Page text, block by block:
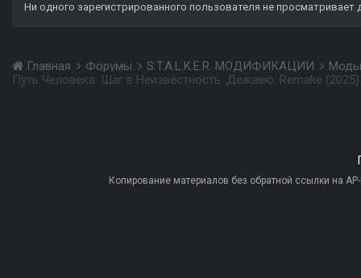
Ни одного зарегистрированного пользователя не просматривает
Главная Форумы S.T.A.L.K.E.R. МОДИФИКАЦИИ
Путь Человека. Шаг в Неизвестность. Дежавю. Remake (2025)
Копирование материалов без обратной ссылки на